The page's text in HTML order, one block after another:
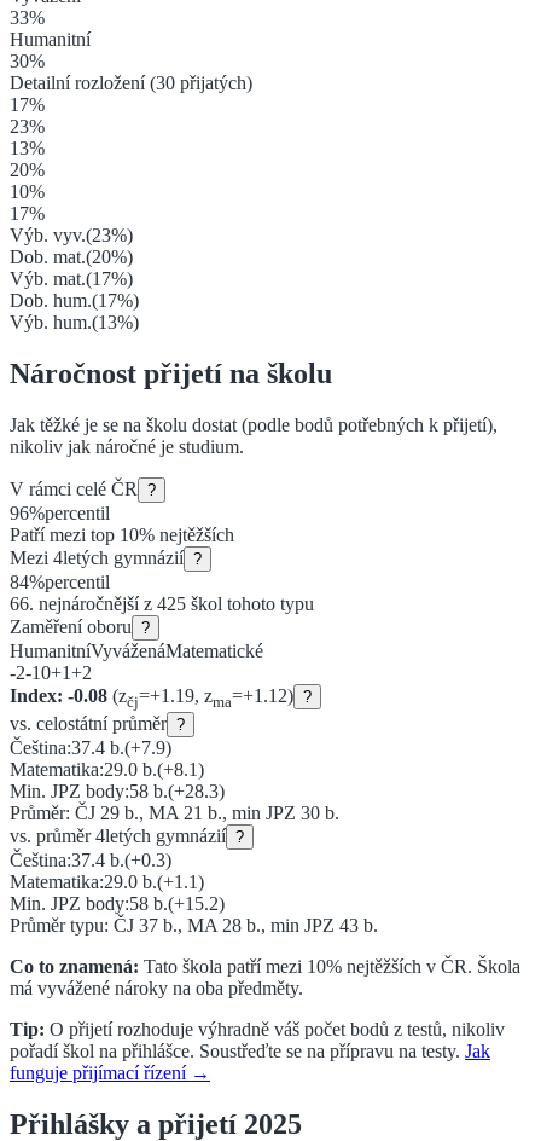
33%
Humanitní
30%
Detailní rozložení (30 přijatých)
17%
23%
13%
20%
10%
17%
Výb. vyv.(23%)
Dob. mat.(20%)
Výb. mat.(17%)
Dob. hum.(17%)
Výb. hum.(13%)
Náročnost přijetí na školu
Jak těžké je se na školu dostat (podle bodů potřebných k přijetí),
nikoliv jak náročné je studium.
V rámci celé ČR ?
96%percentil
Patří mezi top 10% nejtěžších
Mezi 4letých gymnázií ?
84%percentil
66. nejnáročnější z 425 škol tohoto typu
Zaměření oboru ?
HumanitníVyváženáMatematické
-2-10+1+2
Index: -0.08 (zčj=+1.19, zma=+1.12) ?
vs. celostátní průměr ?
Čeština:37.4 b.(+7.9)
Matematika:29.0 b.(+8.1)
Min. JPZ body:58 b.(+28.3)
Průměr: ČJ 29 b., MA 21 b., min JPZ 30 b.
vs. průměr4letých gymnázií ?
Čeština:37.4 b.(+0.3)
Matematika:29.0 b.(+1.1)
Min. JPZ body:58 b.(+15.2)
Průměr typu: ČJ 37 b., MA 28 b., min JPZ 43 b.
Co to znamená: Tato škola patří mezi 10% nejtěžších v ČR. Škola
má vyvážené nároky na oba předměty.
Tip: O přijetí rozhoduje výhradně váš počet bodů z testů, nikoliv
pořadí škol na přihlášce. Soustřeďte se na přípravu na testy. Jak
funguje přijímací řízení →
Přihlášky a přijetí 2025